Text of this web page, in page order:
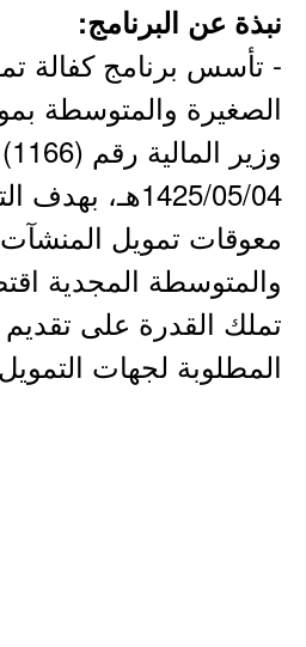
نبذة عن البرنامج:
- تأسس برنامج كفالة
الصغيرة والمتوسطة
1425/05/04هـ،
معوقات تمويل
والمتوسطة المجدية
تملك القدرة على
المطلوبة لجهات